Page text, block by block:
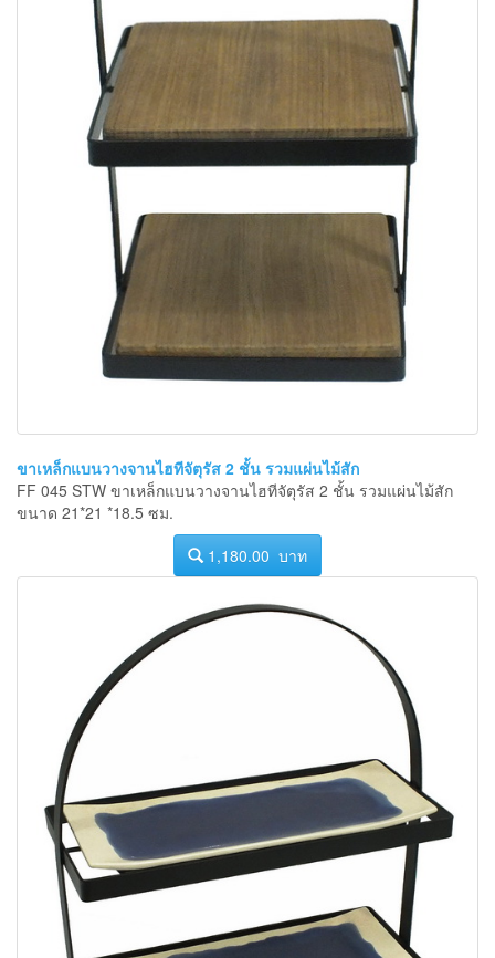
ขาเหล็กแบนวางจานไฮทีจัตุรัส 2 ชั้น รวมแผ่นไม้สัก
FF 045 STW ขาเหล็กแบนวางจานไฮทีจัตุรัส 2 ชั้น รวมแผ่นไม้สัก
ขนาด 21*21 *18.5 ซม.
1,180.00 บาท